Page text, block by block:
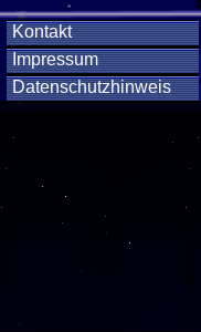
Kontakt
Impressum
Datenschutzhinweis